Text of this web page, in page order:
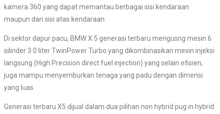
kamera 360 yang dapat memantau berbagai sisi kendaraan
maupun dari sisi atas kendaraan.
Di sektor dapur pacu, BMW X 5 generasi terbaru mengusng mesin 6
silinder 3.0 liter TwinPower Turbo yang dikombinasikan mesin injeksi
langsung (High Precision direct fuel injection) yang selain efisien,
juga mampu menyemburkan tenaga yang padu dengan dimensi
yang luas.
Generasi terbaru X5 dijual dalam dua pilihan non hybrid pug in hybrid.